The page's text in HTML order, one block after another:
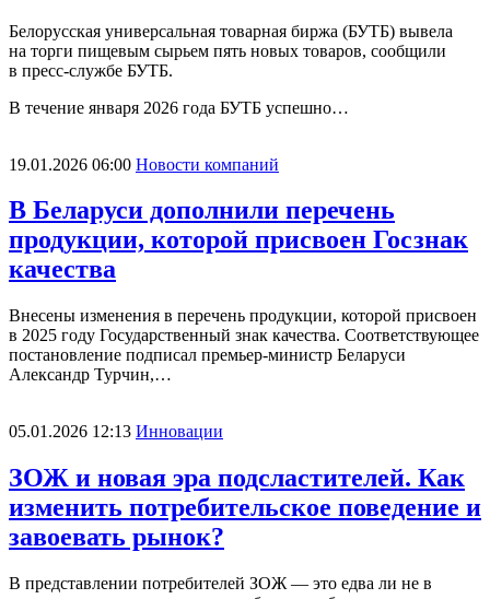
Белорусская универсальная товарная биржа (БУТБ) вывела
на торги пищевым сырьем пять новых товаров, сообщили
в пресс-службе БУТБ.
В течение января 2026 года БУТБ успешно…
19.01.2026 06:00 Новости компаний
В Беларуси дополнили перечень
продукции, которой присвоен Госзнак
качества
Внесены изменения в перечень продукции, которой присвоен
в 2025 году Государственный знак качества. Соответствующее
постановление подписал премьер-министр Беларуси
Александр Турчин,…
05.01.2026 12:13 Инновации
ЗОЖ и новая эра подсластителей. Как
изменить потребительское поведение и
завоевать рынок?
В представлении потребителей ЗОЖ — это едва ли не в